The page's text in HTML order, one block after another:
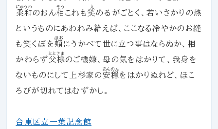
柔和
にゅうわ
のおん相
そう
これも笑
え
めるがごとく、若いさかりの熱
というものにあわれみ給えば、ここなる冷やかのお縫
も笑くぼを 頬
ほお
にうかべて世に立つ事はならぬか、相
かわらず父様
ととさま
のご機嫌、母の気をはかりて、我身を
ないものにして上杉家の安穏
あんのん
をはかりぬれど、ほこ
ろびが切れてはむずかし。
台東区立一葉記念館